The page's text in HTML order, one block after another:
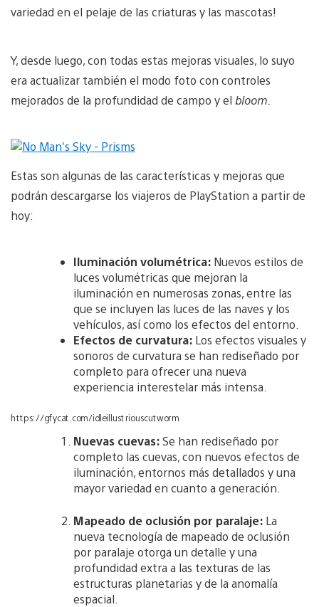
variedad en el pelaje de las criaturas y las mascotas!
Y, desde luego, con todas estas mejoras visuales, lo suyo
era actualizar también el modo foto con controles
mejorados de la profundidad de campo y el bloom.
Estas son algunas de las características y mejoras que
podrán descargarse los viajeros de PlayStation a partir de
hoy:
Iluminación volumétrica: Nuevos estilos de
luces volumétricas que mejoran la
iluminación en numerosas zonas, entre las
que se incluyen las luces de las naves y los
vehículos, así como los efectos del entorno.
Efectos de curvatura: Los efectos visuales y
sonoros de curvatura se han rediseñado por
completo para ofrecer una nueva
experiencia interestelar más intensa.
https://gfycat.com/idleillustriouscutworm
Nuevas cuevas:Se han rediseñado por
completo las cuevas, con nuevos efectos de
iluminación, entornos más detallados y una
mayor variedad en cuanto a generación.
Mapeado de oclusión por paralaje: La
nueva tecnología de mapeado de oclusión
por paralaje otorga un detalle y una
profundidad extra a las texturas de las
estructuras planetarias y de la anomalía
espacial.